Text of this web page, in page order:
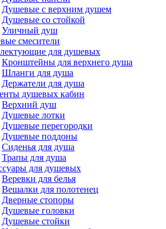
Душевые с верхним душем
Душевые со стойкой
Уличный душ
смесители
для душевых
Кронштейны для верхнего душа
Шланги для душа
Держатели для душа
душевых кабин
Верхний душ
Душевые лотки
Душевые перегородки
Душевые поддоны
Сиденья для душа
Трапы для душа
для душевых
Веревки для белья
Вешалки для полотенец
Дверные стопоры
Душевые головки
Душевые стойки